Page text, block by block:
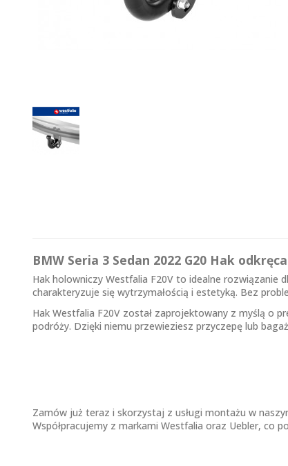
BMW Seria 3 Sedan 2022 G20 Hak
Hak holowniczy Westfalia F20V to idealne rozwiązanie
charakteryzuje się wytrzymałością i estetyką. Bez
Hak Westfalia F20V został zaprojektowany z myślą o
podróży. Dzięki niemu przewieziesz przyczepę lub
Zamów już teraz i skorzystaj z usługi montażu w
Współpracujemy z markami Westfalia oraz Uebler, co